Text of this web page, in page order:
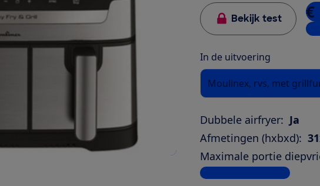
Bekijk test €
1
In de uitvoering
Moulinex, rvs, met
Dubbele airfryer: Ja
Afmetingen (hxbxd):
Maximale portie
Bekijk alle specificaties